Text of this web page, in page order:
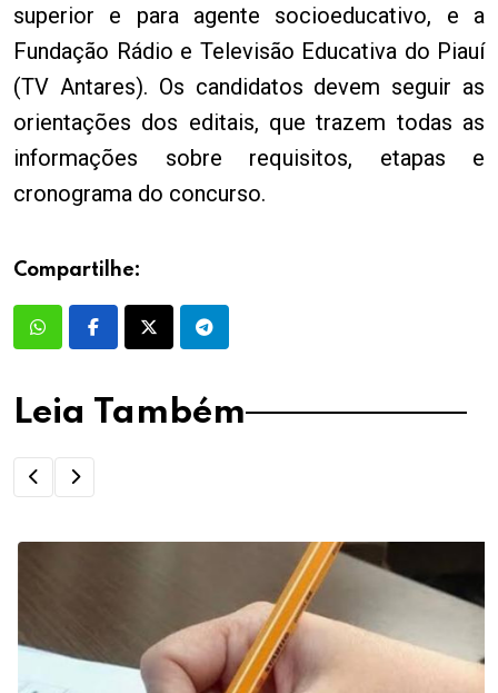
superior e para agente socioeducativo, e a
Fundação Rádio e Televisão Educativa do Piauí
(TV Antares). Os candidatos devem seguir as
orientações dos editais, que trazem todas as
informações sobre requisitos, etapas e
cronograma do concurso.
Compartilhe:
Leia Também